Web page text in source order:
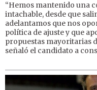
“Hemos mantenido una
intachable, desde que
adelantamos que nos
política de ajuste y que
propuestas mayoritarias
señaló el candidato a